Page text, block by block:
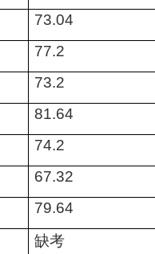
73.04
77.2
73.2
81.64
74.2
67.32
79.64
缺考